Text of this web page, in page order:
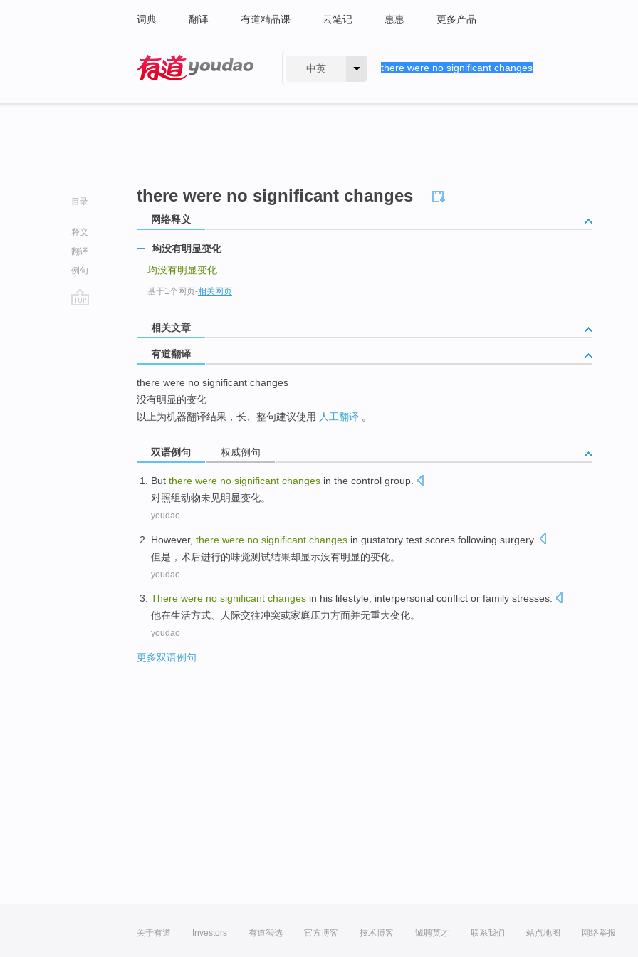
词典 翻译 有道精品课 云笔记 惠惠 更多产品
中英
目录
释义
翻译
例句
there were no significant changes
网络释义
均没有明显变化
均没有明显变化
基于1个网页-相关网页
相关文章
有道翻译
there were no significant changes
没有明显的变化
以上为机器翻译结果，长、整句建议使用 人工翻译 。
双语例句 权威例句
But there were no significant changes in the control group
对照组动物未见明显变化。
youdao
However, there were no significant changes in gustatory test scores following surgery.
但是 ，术后进行的味觉测试结果却显示没有明显的变化。
youdao
There were no significant changes in his lifestyle, interpersonal conflict or family stresses.
他在生活方式、 人际交往冲突或家庭压力方面并无重大变化。
youdao
更多双语例句
关于有道 Investors 有道智选 官方博客 技术博客 诚聘英才 联系我们 站点地图 网络举报